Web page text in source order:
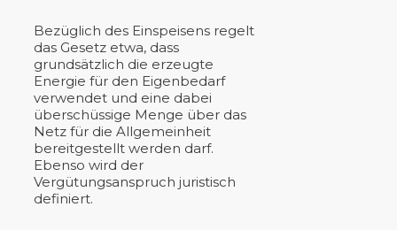
Bezüglich des Einspeisens regelt
das Gesetz etwa, dass
grundsätzlich die erzeugte
Energie für den Eigenbedarf
verwendet und eine dabei
überschüssige Menge über das
Netz für die Allgemeinheit
bereitgestellt werden darf.
Ebenso wird der
Vergütungsanspruch juristisch
definiert.